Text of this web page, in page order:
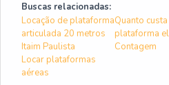
Buscas relacionadas:
Locação de plataforma
articulada 20 metros
Itaim Paulista
Quanto
plataforma
Contagem
Locar plataformas
aéreas